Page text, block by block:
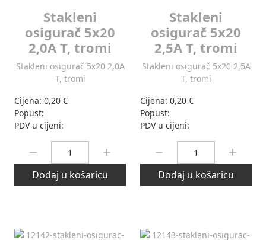
Stakleni
osigurač 5x20
2,0A T, tromi
Stakleni osigurač 5x20 2,0A
T, tromi
Cijena: 0,20 €
Popust:
PDV u cijeni:
Dodaj u košaricu
Stakleni
osigurač 5x20
2,5A T, tromi
Stakleni osigurač 5x20 2,5A
T, tromi
Cijena: 0,20 €
Popust:
PDV u cijeni:
Dodaj u košaricu